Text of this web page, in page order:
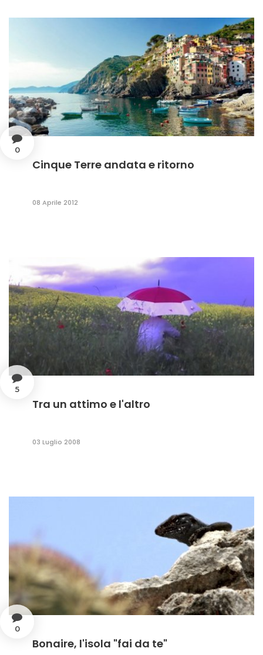
0
Cinque Terre andata e ritorno
08 Aprile 2012
5
Tra un attimo e l'altro
03 Luglio 2008
0
Bonaire, l'isola "fai da te"